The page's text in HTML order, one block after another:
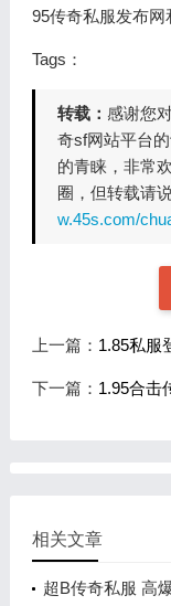
95传奇私服发布网
Tags：
转载： 感谢您
奇sf网站平台
的青睐，非常
圈，但转载请
w.45s.com/
上一篇： 1.85私服
下一篇： 1.95合击
相关文章
超B传奇私服 高